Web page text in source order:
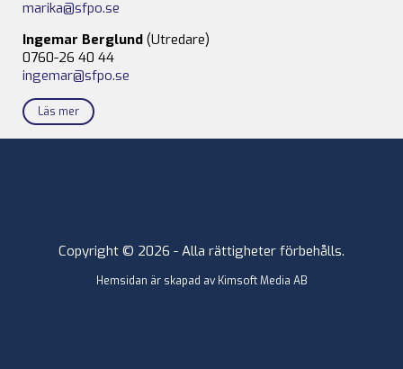
marika@sfpo.se
Ingemar Berglund (Utredare)
0760-26 40 44
ingemar@sfpo.se
Läs mer
Copyright © 2026 - Alla rättigheter förbehålls.
Hemsidan är skapad av Kimsoft Media AB